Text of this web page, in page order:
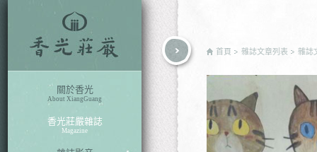
關於香光
About XiangGuang
香光莊嚴雜誌
Magazine
首頁 雜誌文章列表 雜誌